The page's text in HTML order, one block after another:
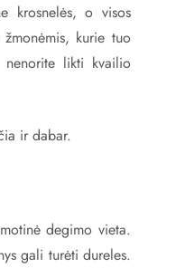
krosnelės, o visos
kurie tuo
likti kvailio
ir dabar.
degimo vieta.
gali turėti dureles.